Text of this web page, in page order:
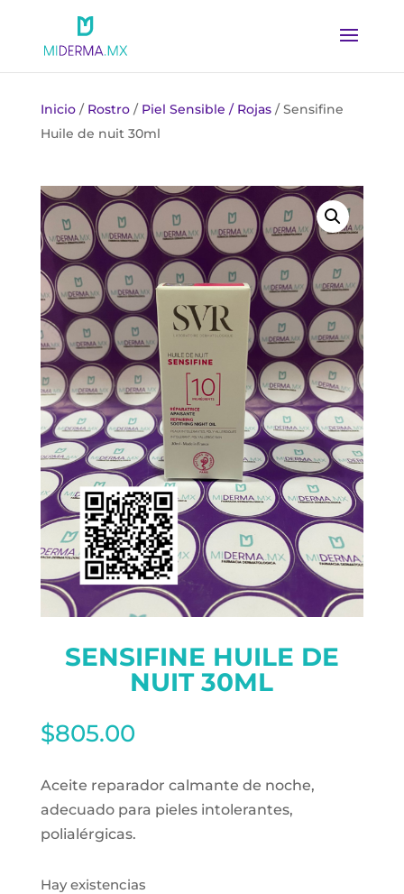
Inicio/ Rostro/ Piel Sensible / Rojas/ Sensifine
Huile de nuit 30ml
SENSIFINE HUILE DE
NUIT 30ML
$805.00
Aceite reparador calmante de noche,
adecuado para pieles intolerantes,
polialérgicas.
Hay existencias